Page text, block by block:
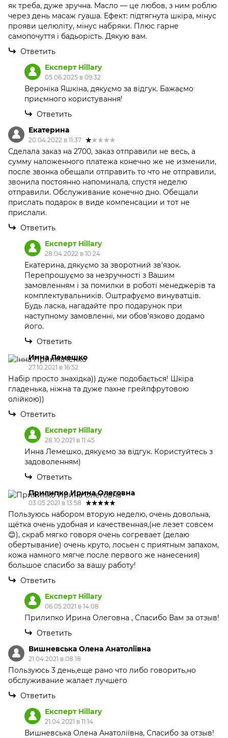
як треба, дуже зручна. Масло — це любов, з ним роблю
через день масаж гуаша. Ефект: підтягнута шкіра, мінус
прояви целюліту, мінус набряки. Плюс гарне
самопочуття і бадьорість. Дякую вам.
Ответить
Експерт Hillary
05.06.2025 в 09:32
Вероніка Яшкіна, дякуємо за відгук. Бажаємо
приємного користування!
Ответить
Екатерина
20.04.2022 в 11:37
Сделала заказ на 2700, заказ отправили не весь, а
сумму наложенного платежа конечно же не изменили,
после звонка обещали отправить то что не отправили,
звонила постоянно напоминала, спустя неделю
отправили. Обслуживание конечно дно. Обещали
прислать подарок в виде компенсации и тот не
прислали.
Ответить
Експерт Hillary
28.04.2022 в 10:24
Екатерина, дякуємо за зворотний зв'язок.
Перепрошуємо за незручності з Вашим
замовленням і за помилки в роботі менеджерів та
комплектувальників. Оштрафуємо винуватців.
Будь ласка, нагадайте про подарунок при
наступному замовленні, ми обов'язково додамо
його.
Ответить
Инна Лемешко
27.10.2021 в 16:52
Набір просто знахідка)) дуже подобається! Шкіра
гладенька, ніжна та дуже пахне грейпфрутовою
олійкою))
Ответить
Експерт Hillary
28.10.2021 в 11:45
Инна Лемешко, дякуємо за відгук. Користуйтесь з
задоволенням)
Ответить
Прилипко Ирина Олеговна
03.05.2021 в 13:58
Пользуюсь набором вторую неделю, очень довольна,
щётка очень удобная и качественная,(не лезет совсем
😊), скраб мягко говоря очень согревает (делаю
обертывание) очень круто, лосьен с приятным запахом,
кожа намного мягче после первого же нанесения)
большое спасибо за вашу работу!
Ответить
Експерт Hillary
06.05.2021 в 14:08
Прилипко Ирина Олеговна , Спасибо Вам за отзыв!
Ответить
Вишневська Олена Анатоліївна
21.04.2021 в 08:18
Пользуюсь 3 день,еще рано что либо говорить,но
обслуживание жалает лучшего
Ответить
Експерт Hillary
21.04.2021 в 11:14
Вишневська Олена Анатоліївна, Спасибо за отзыв!